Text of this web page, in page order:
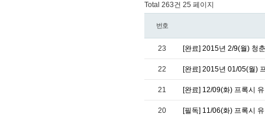
Total 263건 25 페이지
번호
23 [완료] 2015년 2/9(월) 청
22 [완료] 2015년 01/05(월)
21 [완료] 12/09(화) 프록시
20 [필독] 11/06(화) 프록시